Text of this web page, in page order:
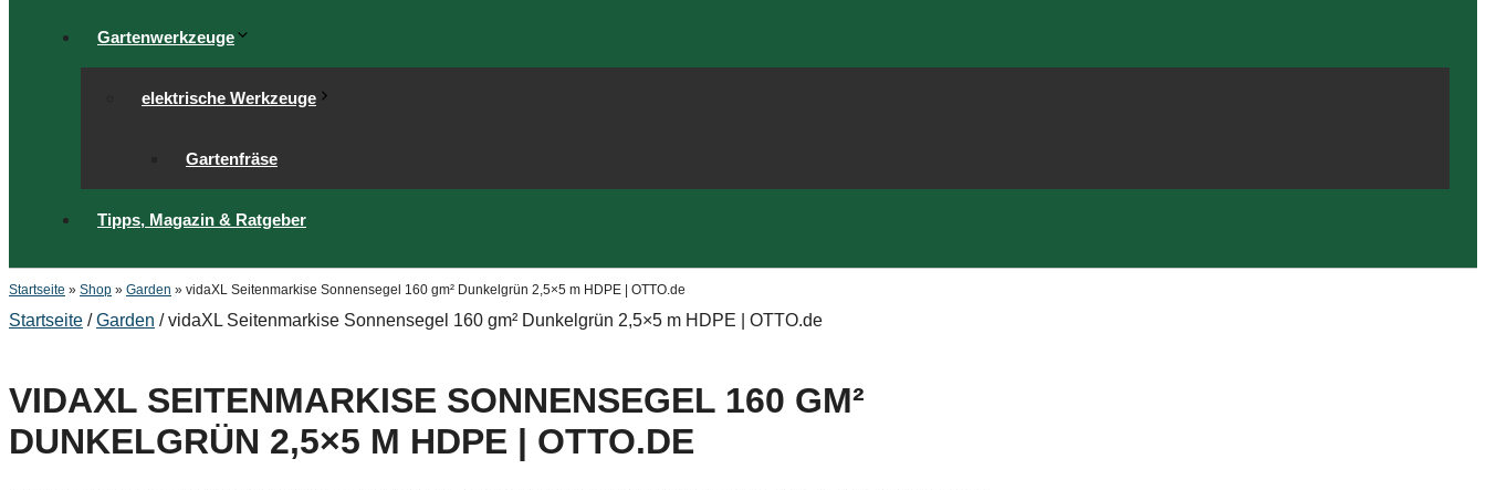
Gartenwerkzeuge
elektrische Werkzeuge
Gartenfräse
Tipps, Magazin & Ratgeber
Startseite » Shop » Garden » vidaXL Seitenmarkise Sonnensegel 160 gm² Dunkelgrün 2,5×5 m HDPE | OTTO.de
Startseite /Garden / vidaXL Seitenmarkise Sonnensegel 160 gm² Dunkelgrün 2,5×5 m HDPE | OTTO.de
VIDAXL SEITENMARKISE SONNENSEGEL 160 GM²
DUNKELGRÜN 2,5×5 M HDPE | OTTO.DE